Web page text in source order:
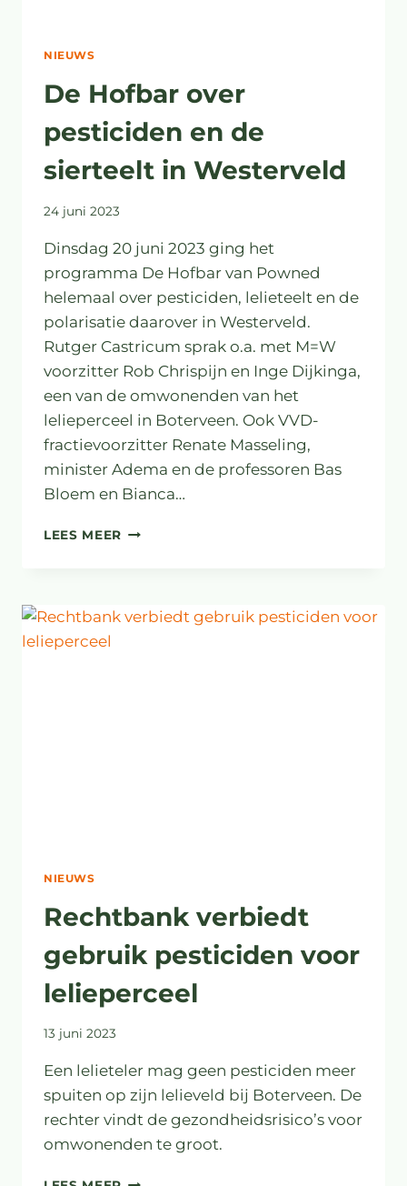
NIEUWS
De Hofbar over
pesticiden en de
sierteelt in Westerveld
24 juni 2023
Dinsdag 20 juni 2023 ging het
programma De Hofbar van Powned
helemaal over pesticiden, lelieteelt en de
polarisatie daarover in Westerveld.
Rutger Castricum sprak o.a. met M=W
voorzitter Rob Chrispijn en Inge Dijkinga,
een van de omwonenden van het
lelieperceel in Boterveen. Ook VVD-
fractievoorzitter Renate Masseling,
minister Adema en de professoren Bas
Bloem en Bianca…
LEES MEER DE
DE
NIEUWS
Rechtbank verbiedt
gebruik pesticiden voor
lelieperceel
13 juni 2023
Een lelieteler mag geen pesticiden meer
spuiten op zijn lelieveld bij Boterveen. De
rechter vindt de gezondheidsrisico’s voor
omwonenden te groot.
RECHTBANK